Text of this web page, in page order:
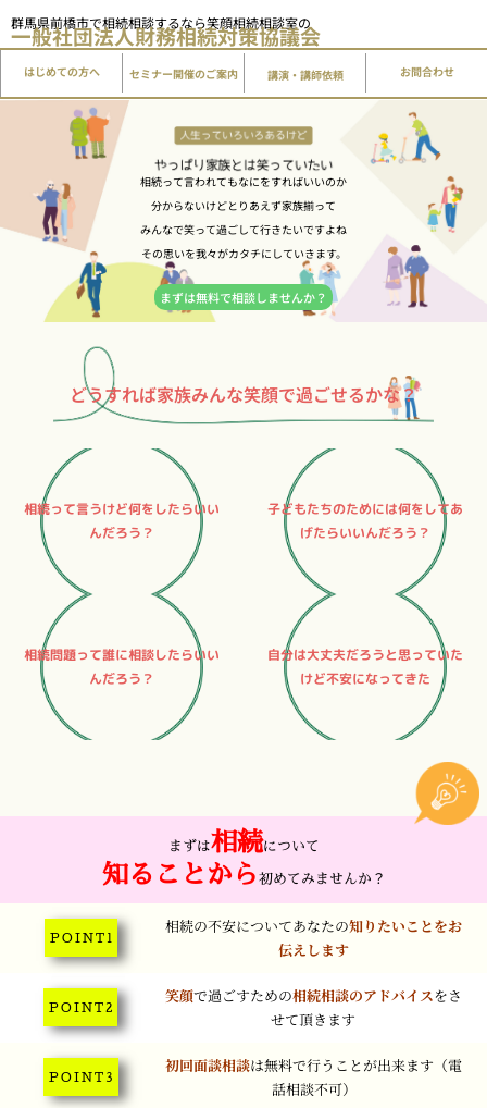
容
群馬県前橋市で相続相談するなら笑顔相続相談室の
一般社団法人財務相続対策協議会
はじめての方へ セミナー開催のご案内 講演・講師依頼 お問合わせ
相続って言われてもなにをすればいいのか
分からないけどとりあえず家族揃って
みんなで笑って過ごして行きたいですよね
その思いを我々がカタチにしていきます。
まずは無料で相談しませんか？
どうすれば家族みんな笑顔で過ごせるかな？
相続って言うけど何をしたらいい
んだろう？
子どもたちのためには何をしてあ
げたらいいんだろう？
相続問題って誰に相談したらいい
んだろう？
自分は大丈夫だろうと思っていた
けど不安になってきた
まずは相続について
知ることから初めてみませんか？
P O I N T 1
相続の不安についてあなたの知りたいことをお
伝えします
P O I N T 2
笑顔で過ごすための相続相談のアドバイスをさ
せて頂きます
P O I N T 3
初回面談相談は無料で行うことが出来ます（電
話相談不可）